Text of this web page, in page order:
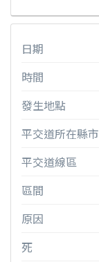
日期
時間
發生地點
平交道所在縣市
平交道線區
區間
原因
死